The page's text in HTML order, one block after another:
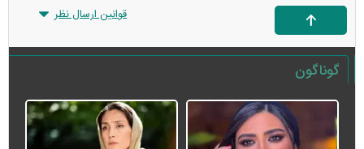
قوانین ارسال نظر
گوناگون